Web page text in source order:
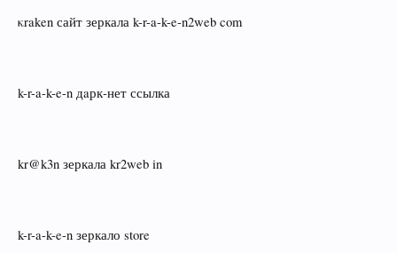
κraken сайт зеркала k-r-a-k-e-n2web com
k-r-a-k-e-n дaрк‑нет ссылка
kr@k3n зеркала kr2web in
k-r-a-k-e-n зеркало store